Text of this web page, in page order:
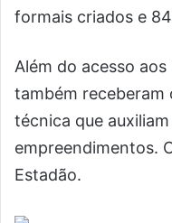
formais criados e
Além do acesso
também receberam
técnica que
empreendimentos.
Estadão.